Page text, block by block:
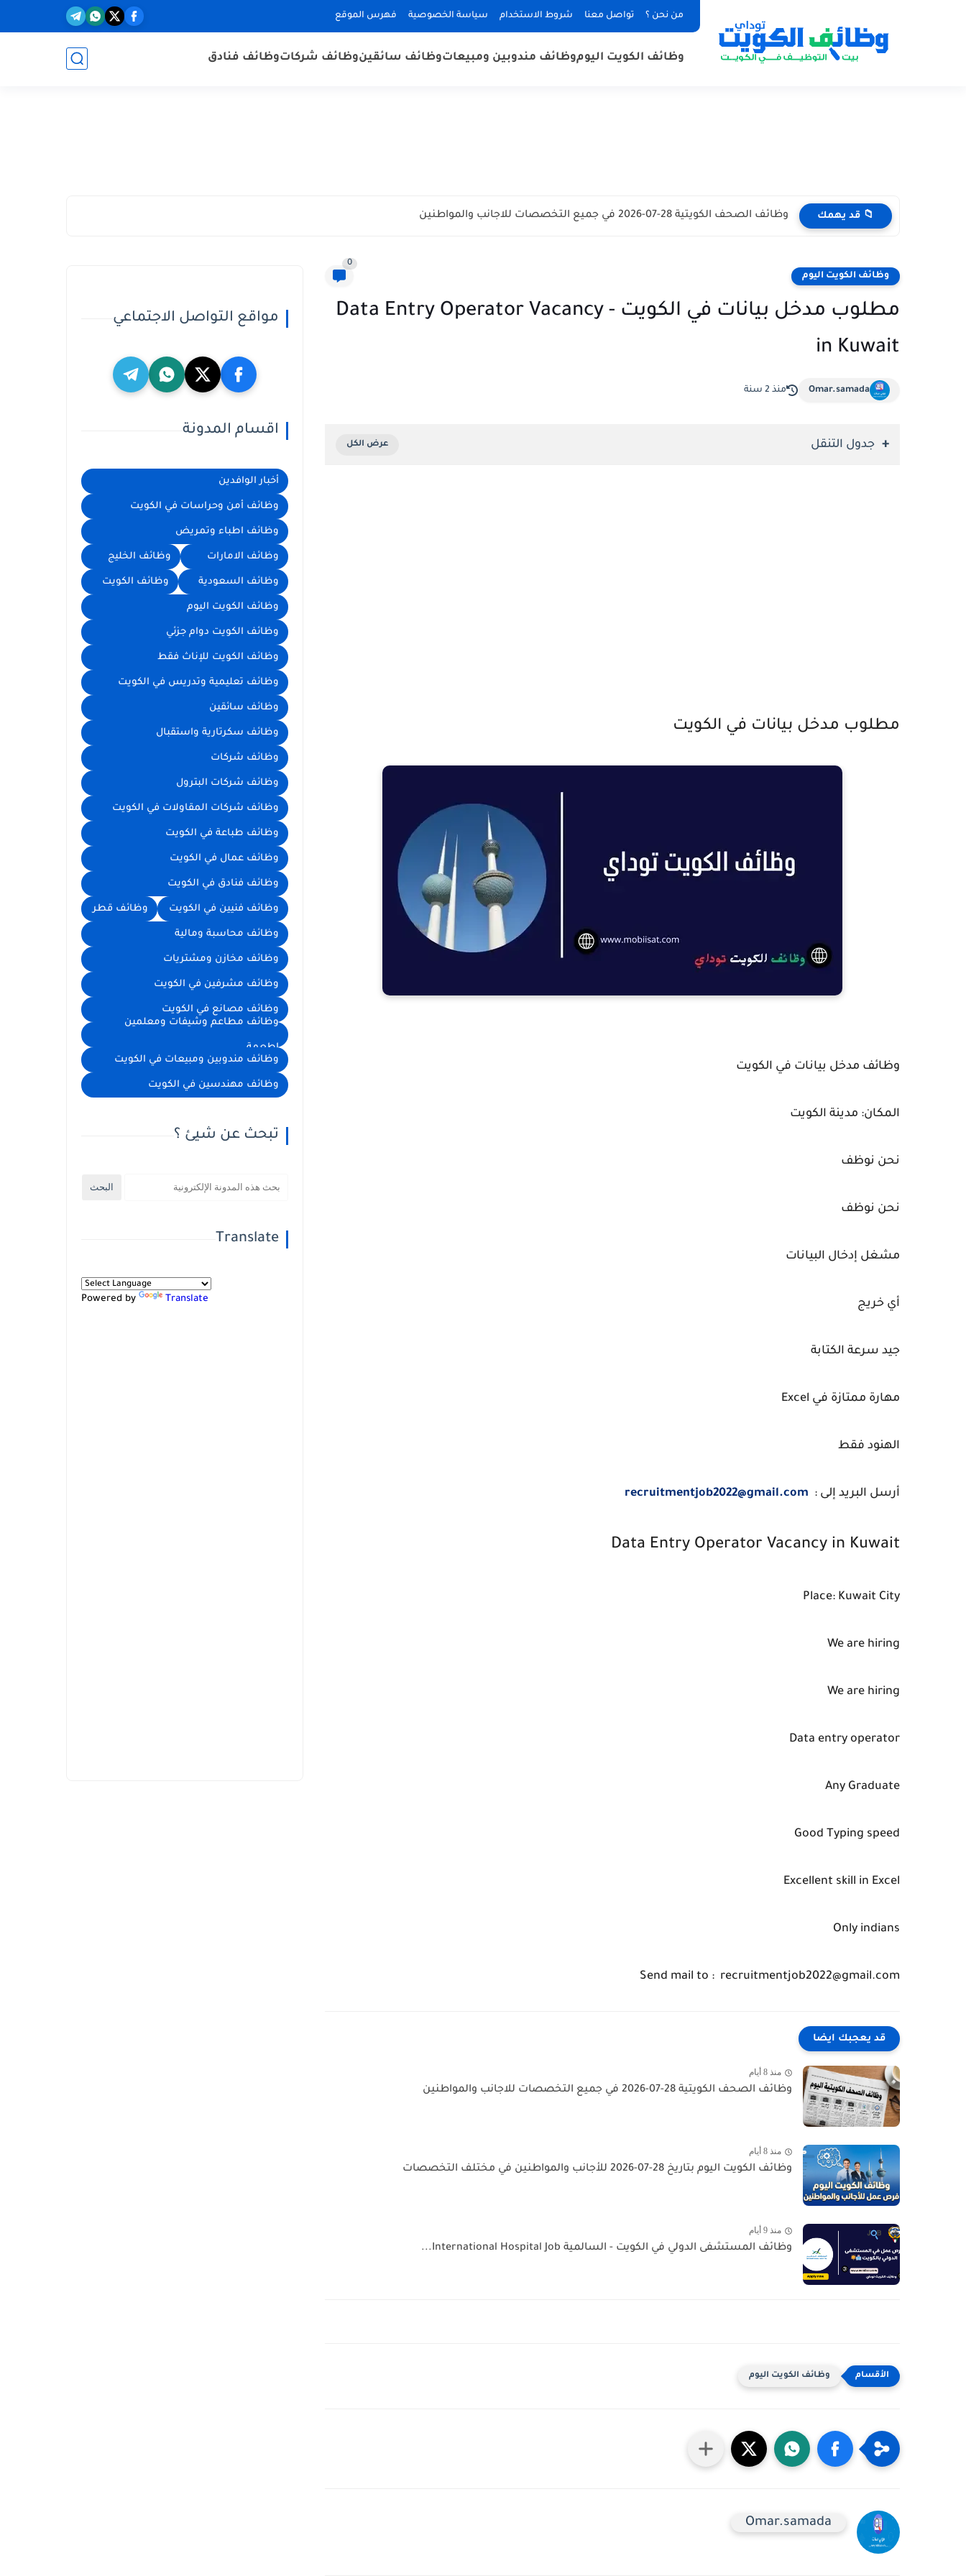
من نحن ؟ تواصل معنا شروط الاستخدام سياسة الخصوصية فهرس الموقع
وظائف الكويت اليوموظائف مندوبين ومبيعاتوظائف سائقينوظائف شركاتوظائف فنادق
📁 قد يهمك وظائف الصحف الكويتية 28-07-2026 في جميع التخصصات للاجانب والمواطنين
وظائف الكويت اليوم
0
مطلوب مدخل بيانات في الكويت - Data Entry Operator Vacancy
in Kuwait
Omar.samada منذ 2 سنة
جدول التنقل
مطلوب مدخل بيانات في الكويت
وظائف مدخل بيانات في الكويت
المكان: مدينة الكويت
نحن نوظف
نحن نوظف
مشغل إدخال البيانات
أي خريج
جيد سرعة الكتابة
مهارة ممتازة في Excel
الهنود فقط
أرسل البريد إلى : recruitmentjob2022@gmail.com
Data Entry Operator Vacancy in Kuwait
Place: Kuwait City
We are hiring
We are hiring
Data entry operator
Any Graduate
Good Typing speed
Excellent skill in Excel
Only indians
Send mail to : recruitmentjob2022@gmail.com
قد يعجبك ايضا
منذ 8 أيام
وظائف الصحف الكويتية 28-07-2026 في جميع التخصصات للاجانب والمواطنين
منذ 8 أيام
وظائف الكويت اليوم بتاريخ 28-07-2026 للأجانب والمواطنين في مختلف التخصصات
منذ 9 أيام
وظائف المستشفى الدولي في الكويت - السالمية International Hospital Job...
وظائف الكويت اليوم
Omar.samada
مواقع التواصل الاجتماعي
اقسام المدونة
أخبار الوافدين
وظائف أمن وحراسات في الكويت
وظائف اطباء وتمريض
وظائف الامارات وظائف الخليج
وظائف السعودية وظائف الكويت
وظائف الكويت اليوم
وظائف الكويت دوام جزئي
وظائف الكويت للإناث فقط
وظائف تعليمية وتدريس في الكويت
وظائف سائقين
وظائف سكرتارية واستقبال
وظائف شركات
وظائف شركات البترول
وظائف شركات المقاولات في الكويت
وظائف طباعة في الكويت
وظائف عمال في الكويت
وظائف فنادق في الكويت
وظائف فنيين في الكويت وظائف قطر
وظائف محاسبة ومالية
وظائف مخازن ومشتريات
وظائف مشرفين في الكويت
وظائف مصانع في الكويت
وظائف مطاعم وشيفات ومعلمين
اطعمة
وظائف مندوبين ومبيعات في الكويت
وظائف مهندسين في الكويت
تبحث عن شيئ ؟
Translate
Powered by Translate